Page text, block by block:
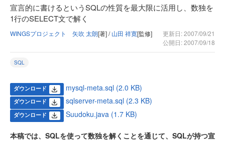
宣言的に書けるというSQLの性質を最大限に活用し、数独を
1行のSELECT文で解く
WINGSプロジェクト 矢吹 太朗[著] /山田 祥寛[監修]
更新日: 2007/09/21
公開日: 2007/09/18
SQL
ダウンロード mysql-meta.sql (2.0 KB)
ダウンロード sqlserver-meta.sql (2.3 KB)
ダウンロード Suudoku.java (1.7 KB)
本稿では、SQLを使って数独を解くことを通じて、SQLが持つ宣